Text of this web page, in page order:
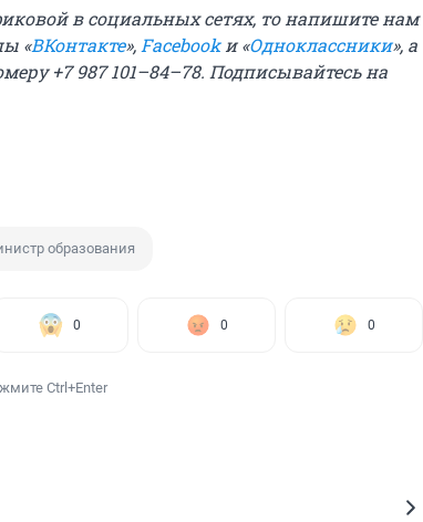
в социальных сетях, то напишите нам
«ВКонтакте», Facebookи «Одноклассники», а
+7 987 101–84–78. Подписывайтесь на
образования
0 0 0
Ctrl+Enter